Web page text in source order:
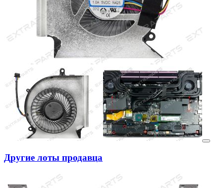
Другие лоты продавца